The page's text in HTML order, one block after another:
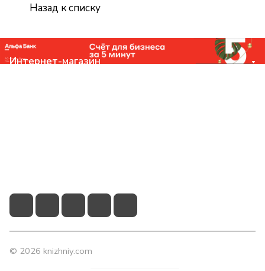
Назад к списку
Интернет-магазин
© 2026 knizhniy.com